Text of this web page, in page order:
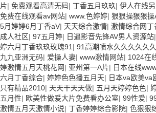
片| 免费观看高清无码| 丁香五月玖玖| 伊人在线
免费在线观看av网站| www.色婷婷| 狠狠操狠狠操
5月婷婷6月丁香aV| 天天综合激情| 激情综合网丁
成人社区| 97五月婷| 日逼影音先锋AV男人资源站|
婷六月丁香玖玖玫瑰91 | 91高潮喷水久久久久久
九九亚洲无码| 爱操人妻| www激情网站| 1024在
婷激情五月天桃花网| 亚州第一A片| 日本在线
六月丁香综合| 婷婷色色播五月天| 日本va欧美va
只有精品2010| 天天干天天做| 五月天婷婷色色|
五月性| 欧美性做爰大片免费看办公室| 99性爱|
激情五月天激情小说| 丁香婷婷综合影院| 色狠狠